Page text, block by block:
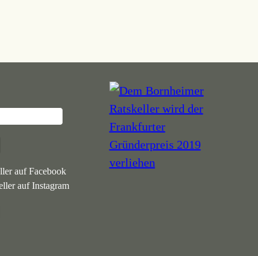
auf Facebook
auf Instagram